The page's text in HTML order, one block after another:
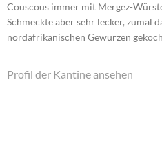
Couscous immer mit Mergez-
Schmeckte aber sehr lecker, zumal
nordafrikanischen Gewürzen
Profil der Kantine ansehen